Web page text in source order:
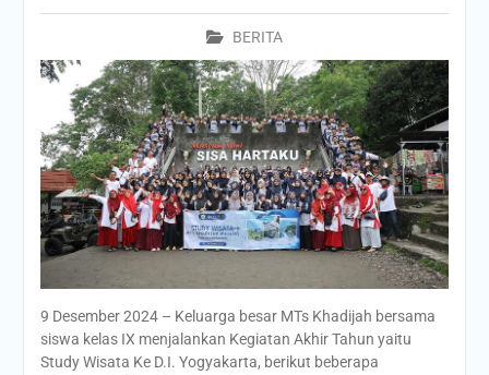
BERITA
9 Desember 2024 – Keluarga besar MTs Khadijah bersama
siswa kelas IX menjalankan Kegiatan Akhir Tahun yaitu
Study Wisata Ke D.I. Yogyakarta, berikut beberapa